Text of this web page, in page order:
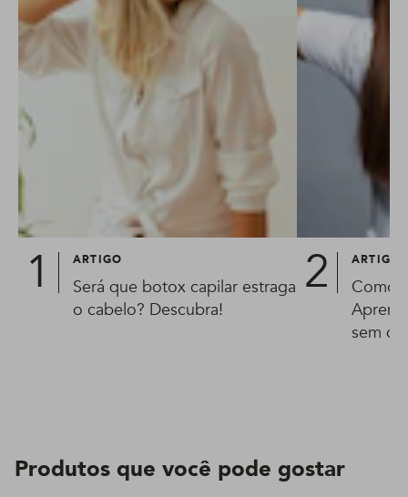
ARTIGO
Será que botox capilar estraga
o cabelo? Descubra!
ARTIGO
Como
sem
Produtos que você pode gostar